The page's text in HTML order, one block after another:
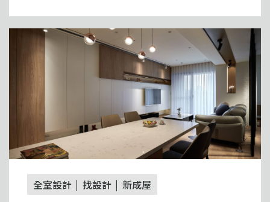
全室設計 找設計 新成屋